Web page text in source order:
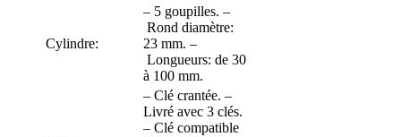
Cylindre:
– 5 goupilles. –
Rond diamètre:
23 mm. –
Longueurs: de 30
à 100 mm.
– Clé crantée. –
Livré avec 3 clés.
– Clé compatible